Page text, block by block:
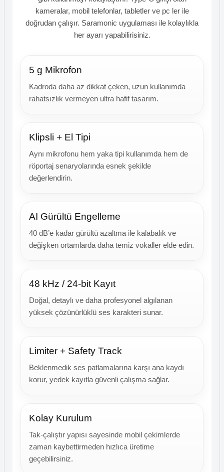
kameralar, mobil telefonlar, tabletler ve pc ler ile
doğrudan çalışır. Saramonic uygulaması ile kolaylıkla
her ayarı yapabilirisiniz.
5 g Mikrofon
Kadroda daha az dikkat çeken, uzun kullanımda
rahatsızlık vermeyen ultra hafif tasarım.
Klipsli + El Tipi
Aynı mikrofonu hem yaka tipi kullanımda hem de
röportaj senaryolarında esnek şekilde
değerlendirin.
AI Gürültü Engelleme
40 dB’e kadar gürültü azaltma ile kalabalık ve
değişken ortamlarda daha temiz vokaller elde edin.
48 kHz / 24-bit Kayıt
Doğal, detaylı ve daha profesyonel algılanan
yüksek çözünürlüklü ses karakteri sunar.
Limiter + Safety Track
Beklenmedik ses patlamalarına karşı ana kaydı
korur, yedek kayıtla güvenli çalışma sağlar.
Kolay Kurulum
Tak-çalıştır yapısı sayesinde mobil çekimlerde
zaman kaybettirmeden hızlıca üretime
geçebilirsiniz.